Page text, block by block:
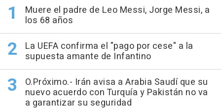
Muere el padre de Leo Messi, Jorge Messi, a
los 68 años
La UEFA confirma el "pago por cese" a la
supuesta amante de Infantino
O.Próximo.- Irán avisa a Arabia Saudí que su
nuevo acuerdo con Turquía y Pakistán no va
a garantizar su seguridad